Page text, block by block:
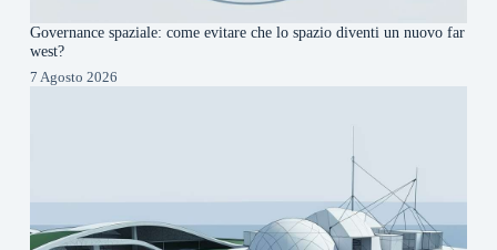
Governance spaziale: come evitare che lo spazio diventi un nuovo far
west?
7 Agosto 2026